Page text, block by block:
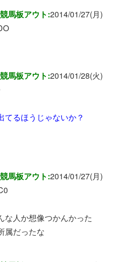
馬板アウト:2014/01/27(月)
馬板アウト:2014/01/28(火)
てるほうじゃないか？
馬板アウト:2014/01/27(月)
な人か想像つかんかった
属だったな